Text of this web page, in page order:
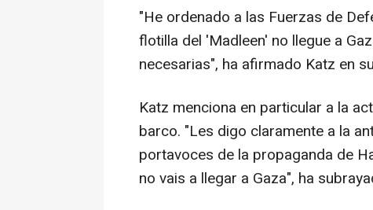
"He ordenado a las Fuerzas de
flotilla del 'Madleen' no llegue a
necesarias", ha afirmado Katz en
Katz menciona en particular a la
barco. "Les digo claramente a la
portavoces de la propaganda de
no vais a llegar a Gaza", ha